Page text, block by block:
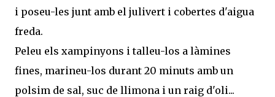
i poseu-les junt amb el julivert i cobertes d'aigua
freda.
Peleu els xampinyons i talleu-los a làmines
fines, marineu-los durant 20 minuts amb un
polsim de sal, suc de llimona i un raig d'oli...